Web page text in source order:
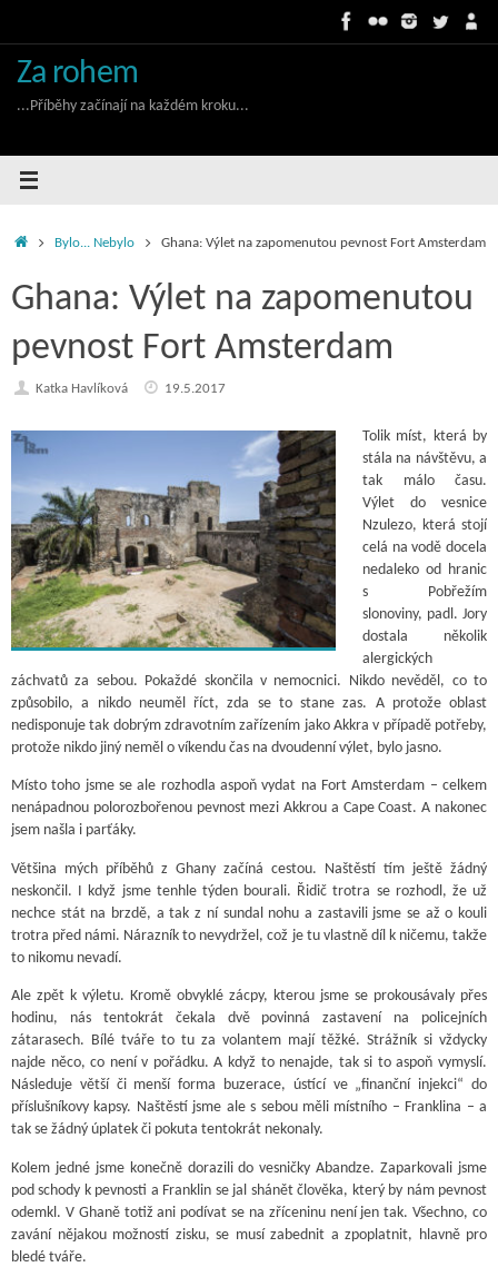
Za rohem
...Příběhy začínají na každém kroku...
HomeBylo... Nebylo Ghana: Výlet na zapomenutou pevnost Fort Amsterdam
Ghana: Výlet na zapomenutou
pevnost Fort Amsterdam
Katka Havlíková 19.5.2017
Tolik míst, která by
stála na návštěvu, a
tak málo času.
Výlet do vesnice
Nzulezo, která stojí
celá na vodě docela
nedaleko od hranic
s Pobřežím
slonoviny, padl. Jory
dostala několik
alergických
záchvatů za sebou. Pokaždé skončila v nemocnici. Nikdo nevěděl, co to
způsobilo, a nikdo neuměl říct, zda se to stane zas. A protože oblast
nedisponuje tak dobrým zdravotním zařízením jako Akkra v případě potřeby,
protože nikdo jiný neměl o víkendu čas na dvoudenní výlet, bylo jasno.
Místo toho jsme se ale rozhodla aspoň vydat na Fort Amsterdam – celkem
nenápadnou polorozbořenou pevnost mezi Akkrou a Cape Coast. A nakonec
jsem našla i parťáky.
Většina mých příběhů z Ghany začíná cestou. Naštěstí tím ještě žádný
neskončil. I když jsme tenhle týden bourali. Řidič trotra se rozhodl, že už
nechce stát na brzdě, a tak z ní sundal nohu a zastavili jsme se až o kouli
trotra před námi. Nárazník to nevydržel, což je tu vlastně díl k ničemu, takže
to nikomu nevadí.
Ale zpět k výletu. Kromě obvyklé zácpy, kterou jsme se prokousávaly přes
hodinu, nás tentokrát čekala dvě povinná zastavení na policejních
zátarasech. Bílé tváře to tu za volantem mají těžké. Strážník si vždycky
najde něco, co není v pořádku. A když to nenajde, tak si to aspoň vymyslí.
Následuje větší či menší forma buzerace, ústící ve „finanční injekci“ do
příslušníkovy kapsy. Naštěstí jsme ale s sebou měli místního – Franklina – a
tak se žádný úplatek či pokuta tentokrát nekonaly.
Kolem jedné jsme konečně dorazili do vesničky Abandze. Zaparkovali jsme
pod schody k pevnosti a Franklin se jal shánět člověka, který by nám pevnost
odemkl. V Ghaně totiž ani podívat se na zříceninu není jen tak. Všechno, co
zavání nějakou možností zisku, se musí zabednit a zpoplatnit, hlavně pro
bledé tváře.